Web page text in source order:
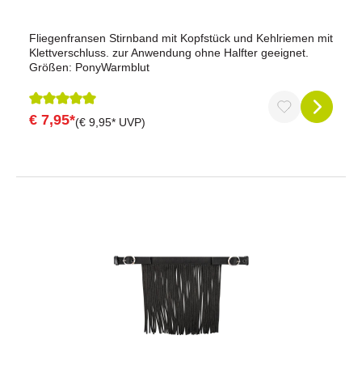
Fliegenfransen Stirnband mit Kopfstück und Kehlriemen mit
Klettverschluss. zur Anwendung ohne Halfter geeignet.
Größen: PonyWarmblut
Durchschnittliche Bewertung von 5 von 5 Sternen
€ 7,95*(€ 9,95* UVP)